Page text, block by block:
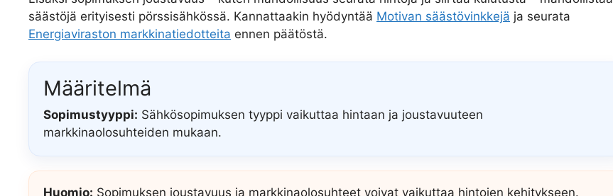
säästöjä erityisesti pörssisähkössä. Kannattaakin hyödyntää Motivan säästövinkkejä ja seurata
Energiaviraston markkinatiedotteita ennen päätöstä.
Määritelmä
Sopimustyyppi: Sähkösopimuksen tyyppi vaikuttaa hintaan ja joustavuuteen
markkinaolosuhteiden mukaan.
Huomio: Sopimuksen joustavuus ja markkinaolosuhteet voivat vaikuttaa hintojen kehitykseen.